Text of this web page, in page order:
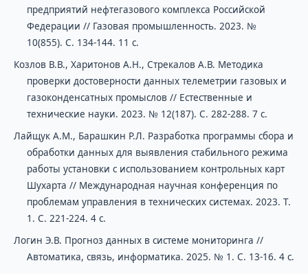
предприятий нефтегазового комплекса Российской
Федерации // Газовая промышленность. 2023. №
10(855). С. 134-144. 11 с.
Козлов В.В., Харитонов А.Н., Стрекалов А.В. Методика
проверки достоверности данных телеметрии газовых и
газоконденсатных промыслов // Естественные и
технические науки. 2023. № 12(187). С. 282-288. 7 с.
Лайщук А.М., Барашкин Р.Л. Разработка программы сбора и
обработки данных для выявления стабильного режима
работы установки с использованием контрольных карт
Шухарта // Международная научная конференция по
проблемам управления в технических системах. 2023. Т.
1. С. 221-224. 4 с.
Логин Э.В. Прогноз данных в системе мониторинга //
Автоматика, связь, информатика. 2025. № 1. С. 13-16. 4 с.